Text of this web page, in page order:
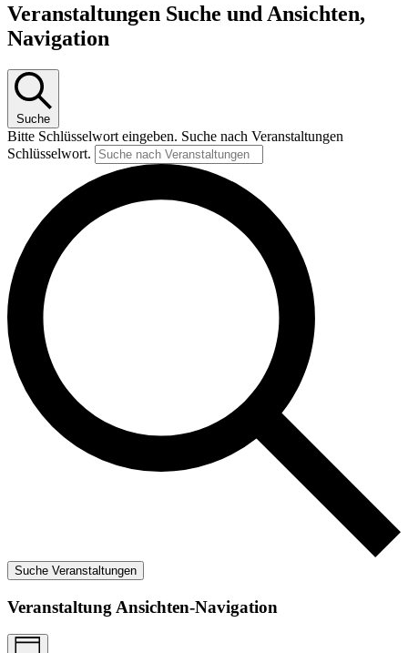
Veranstaltungen Suche und Ansichten,
Navigation
Suche
Bitte Schlüsselwort eingeben. Suche nach Veranstaltungen
Schlüsselwort.
Suche Veranstaltungen
Veranstaltung Ansichten-Navigation